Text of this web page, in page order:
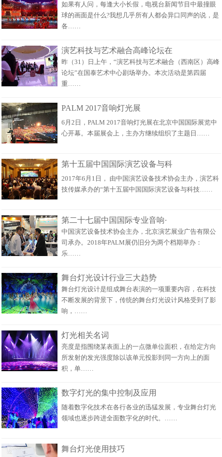
如果有人问，每逢大小长假，电视台新闻节目中最撞眼
球的画面是什么?我想几乎所有人都会异口同声的说，是
各……
演艺科技与艺术融合高峰论坛在
昨（31）日上午，“演艺科技与艺术融合（西南区）高峰
论坛”在国泰艺术中心剧场举办。本次活动是第四届
重……
PALM 2017音响灯光展
6月2日，PALM 2017音响灯光展在北京中国国际展览中
心开幕。本届展会上，主办方继续组织了主题日……
第十五届中国国际演艺设备与科
2017年6月1日， 由中国演艺设备技术协会主办，演艺科
技传媒承办的“第十五届中国国际演艺设备与科技……
第二十七届中国国际专业音响·
中国演艺设备技术协会主办，北京演艺展业广告有限公
司承办。2018年PALM展仍旧分为两个档期举办：
乐……
舞台灯光设计行业三大趋势
舞台灯光设计是组成舞台表演的一项重要内容，在科技
不断发展的背景下，传统的舞台灯光设计风格受到了影
响，……
灯光相关名词
亮度是指围绕某表面上的一点微单位面积，在给定方向
所发射的发光强度除以该单元投影到同一方向上的面
积，单……
数字灯光的集中控制及应用
随着数字化技术在各行各业的迅猛发展，专业舞台灯光
领域也逐步跨进全面数字化的时代。……
舞台灯光使用技巧